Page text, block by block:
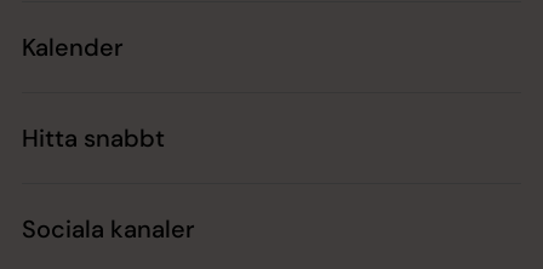
Kalender
Hitta snabbt
Sociala kanaler